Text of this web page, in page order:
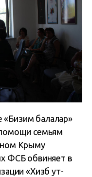
балалар»
семьям
Крыму
ФСБ обвиняет в
«Хизб ут-